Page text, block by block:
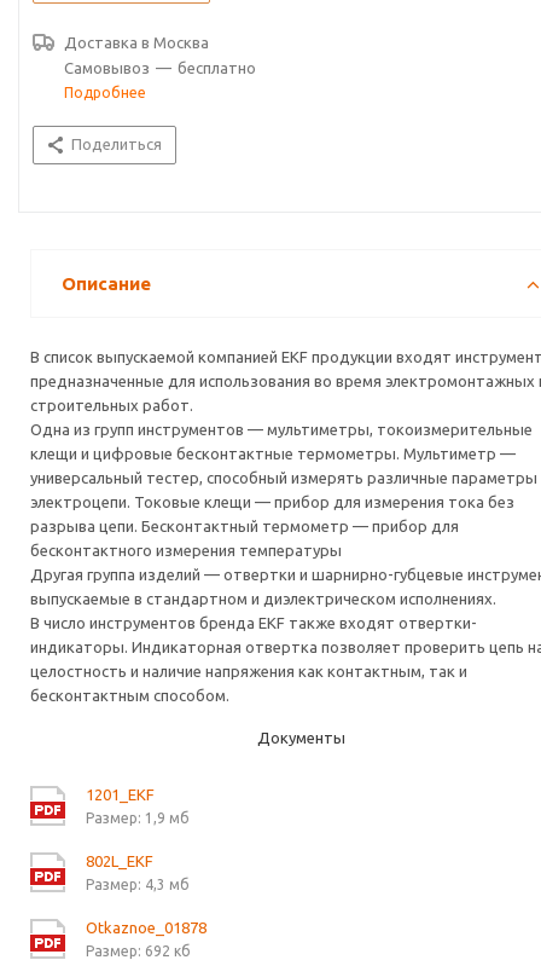
бесконтактным способом.
Доставка в Москва
Самовывоз — бесплатно
Подробнее
Поделиться
Описание
В список выпускаемой компанией EKF продукции входят
предназначенные для использования во время электромонтажных
строительных работ.
Одна из групп инструментов — мультиметры, токоизмерительные
клещи и цифровые бесконтактные термометры. Мультиметр —
универсальный тестер, способный измерять различные параметры
электроцепи. Токовые клещи — прибор для измерения тока без
разрыва цепи. Бесконтактный термометр — прибор для
бесконтактного измерения температуры
Другая группа изделий — отвертки и шарнирно-губцевые
выпускаемые в стандартном и диэлектрическом исполнениях.
В число инструментов бренда EKF также входят отвертки-
индикаторы. Индикаторная отвертка позволяет проверить цепь
целостность и наличие напряжения как контактным, так и
бесконтактным способом.
Документы
1201_EKF
Размер: 1,9 мб
802L_EKF
Размер: 4,3 мб
Otkaznoe_01878
Размер: 692 кб